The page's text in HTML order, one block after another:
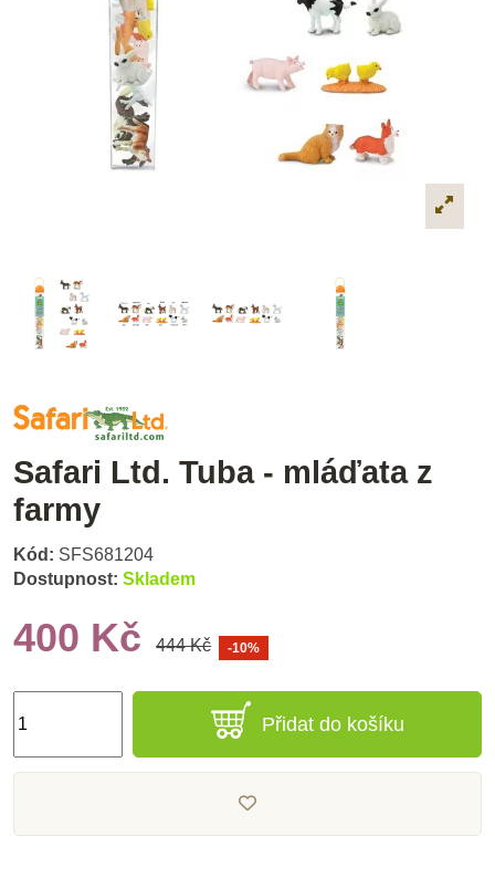
Safari Ltd. Tuba - mláďata z
farmy
Kód: SFS681204
Dostupnost: Skladem
400 Kč 444 Kč -10%
Přidat do košíku